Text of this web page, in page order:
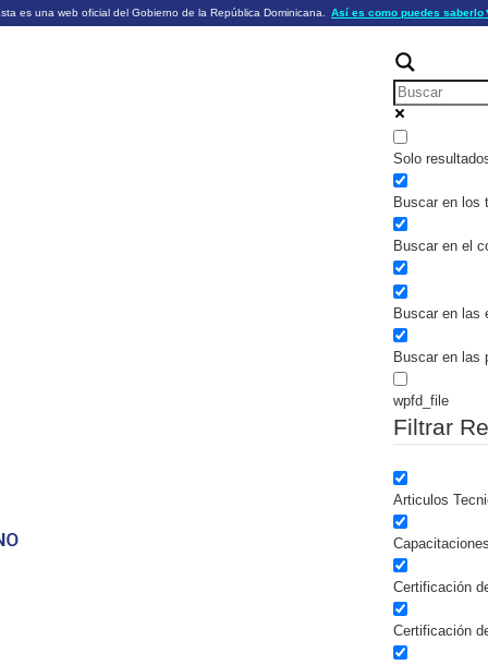
es una web oficial del Gobierno de la República Dominicana. Así es como puedes saberlo
utilizan .gob.do o .gov.do
Los sitios web oficiales .gob.do o
https://
un sitio seguro dentro de .gob.do o
información confidencial sólo en los
Solo
Buscar en los
Buscar en el
Buscar en las
Buscar en las
wpfd_file
Filtrar
Articulos
Certificación
Certificación